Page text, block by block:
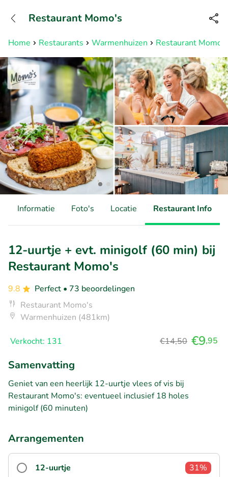
Bereikbaar tot 23:00 uur
Home Restaurants Warmenhuizen Restaurant Momo's
Restaurant Momo's
Informatie Foto's Locatie Restaurant Info
12-uurtje + evt. minigolf (60 min) bij
Restaurant Momo's
9.8 Perfect • 73 beoordelingen
Restaurant Momo's
Warmenhuizen (481km)
Verkocht: 131 €14,50 €9,95
Samenvatting
Geniet van een heerlijk 12-uurtje vlees of vis bij
Restaurant Momo's: eventueel inclusief 18 holes
minigolf (60 minuten)
Arrangementen
12-uurtje
31%